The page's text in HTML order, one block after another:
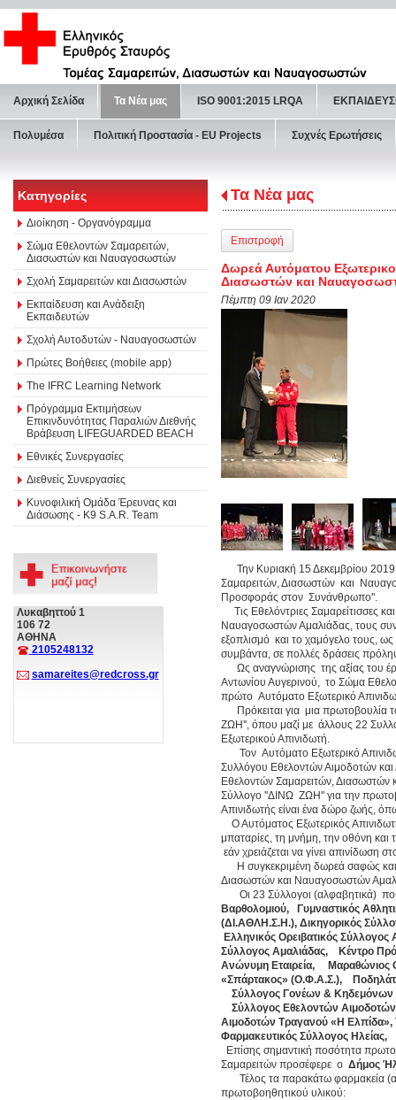
Αρχική Σελίδα Τα Νέα μας ISO 9001:2015 LRQA
Πολυμέσα Πολιτική Προστασία - ΕU Projects Συχνές Ερωτήσεις
Κατηγορίες
Διοίκηση - Οργανόγραμμα
Σώμα Εθελοντών Σαμαρειτών,
Διασωστών και Ναυαγοσωστών
Σχολή Σαμαρειτών και Διασωστών
Εκπαίδευση και Ανάδειξη
Εκπαιδευτών
Σχολή Αυτοδυτών - Ναυαγοσωστών
Πρώτες Βοήθειες (mobile app)
The IFRC Learning Network
Πρόγραμμα Εκτιμήσεων
Επικινδυνότητας Παραλιών Διεθνής
Βράβευση LIFEGUARDED BEACH
Εθνικές Συνεργασίες
Διεθνείς Συνεργασίες
Κυνοφιλική Ομάδα Έρευνας και
Διάσωσης - Κ9 S.A.R. Team
Λυκαβηττού 1
106 72
ΑΘΗΝΑ
2105248132
samareites@redcross.gr
Τα Νέα μας
Επιστροφή
Δωρεά Αυτόματου
Διασωστών και
Πέμπτη 09 Ιαν 2020
Την Κυριακή 15 Δεκεμβρίου
Σαμαρειτών, Διασωστών και
Προσφοράς στον Συνάνθρωπο''.
Τις Εθελόντριες Σαμαρείτισσες
Ναυαγοσωστών Αμαλιάδας, τους
εξοπλισμό και το χαμόγελο τους,
συμβάντα, σε πολλές δράσεις
Ως αναγνώρισης της αξίας του
Αντωνίου Αυγερινού, το Σώμα
πρώτο Αυτόματο Εξωτερικό
Πρόκειται για μια πρωτοβουλία
ΖΩΗ'', όπου μαζί με άλλους 22
Εξωτερικού Απινιδωτή.
Τον Αυτόματο Εξωτερικό
Συλλόγου Εθελοντών Αιμοδοτών
Εθελοντών Σαμαρειτών, Διασωστών
Σύλλογο ''ΔΙΝΩ ΖΩΗ'' για την
Απινιδωτής είναι ένα δώρο ζωής,
Ο Αυτόματος Εξωτερικός
μπαταρίες, τη μνήμη, την οθόνη και
εάν χρειάζεται να γίνει απινίδωση
Η συγκεκριμένη δωρεά σαφώς και
Διασωστών και Ναυαγοσωστών
Οι 23 Σύλλογοι (αλφαβητικά)
Βαρθολομιού, Γυμναστικός
(ΔΙ.ΑΘΛΗ.Σ.Η.), Δικηγορικός
Ελληνικός Ορειβατικός
Σύλλογος Αμαλιάδας, Κέντρο
Ανώνυμη Εταιρεία, Μαραθώνιος
«Σπάρτακος» (Ο.Φ.Α.Σ.),
Σύλλογος Γονέων & Κηδεμόνων
Σύλλογος Εθελοντών
Αιμοδοτών Τραγανού «Η
Φαρμακευτικός Σύλλογος Ηλείας,
Επίσης σημαντική ποσότητα
Σαμαρειτών προσέφερε ο Δήμος
Τέλος τα παρακάτω φαρμακεία
πρωτοβοηθητικού υλικού: